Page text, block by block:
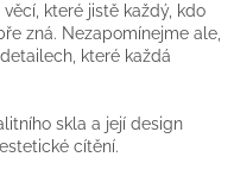
které jistě každý, kdo
zná. Nezapomínejme ale,
které každá
skla a její design
cítění.